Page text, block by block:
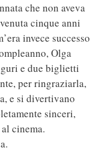
che non aveva
cinque anni
invece successo
Olga
e due biglietti
per ringraziarla,
e si divertivano
sinceri,
cinema.